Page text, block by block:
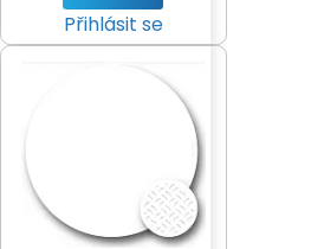
Přihlásit se